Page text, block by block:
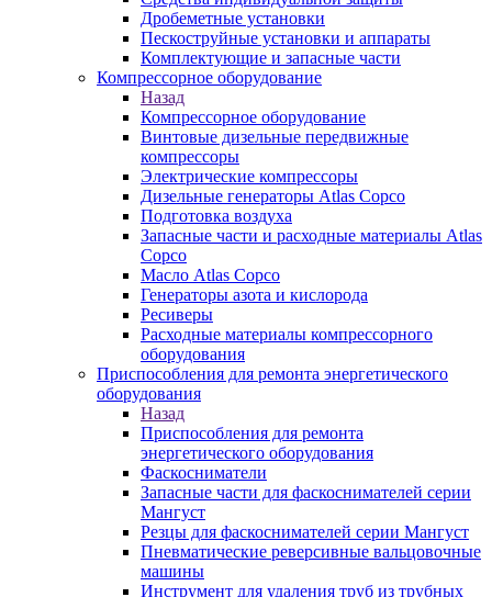
Дробеметные установки
Пескоструйные установки и аппараты
Комплектующие и запасные части
Компрессорное оборудование
Назад
Компрессорное оборудование
Винтовые дизельные передвижные
компрессоры
Электрические компрессоры
Дизельные генераторы Atlas Copco
Подготовка воздуха
Запасные части и расходные материалы Atlas
Copco
Масло Atlas Copco
Генераторы азота и кислорода
Ресиверы
Расходные материалы компрессорного
оборудования
Приспособления для ремонта энергетического
оборудования
Назад
Приспособления для ремонта
энергетического оборудования
Фаскосниматели
Запасные части для фаскоснимателей серии
Мангуст
Резцы для фаскоснимателей серии Мангуст
Пневматические реверсивные вальцовочные
машины
Инструмент для удаления труб из трубных